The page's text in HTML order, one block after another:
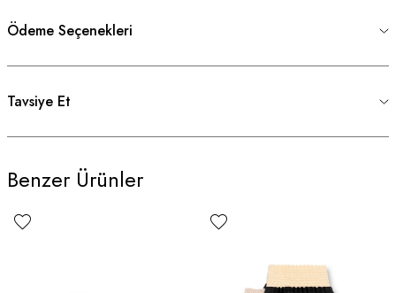
Ödeme Seçenekleri
Tavsiye Et
Benzer Ürünler